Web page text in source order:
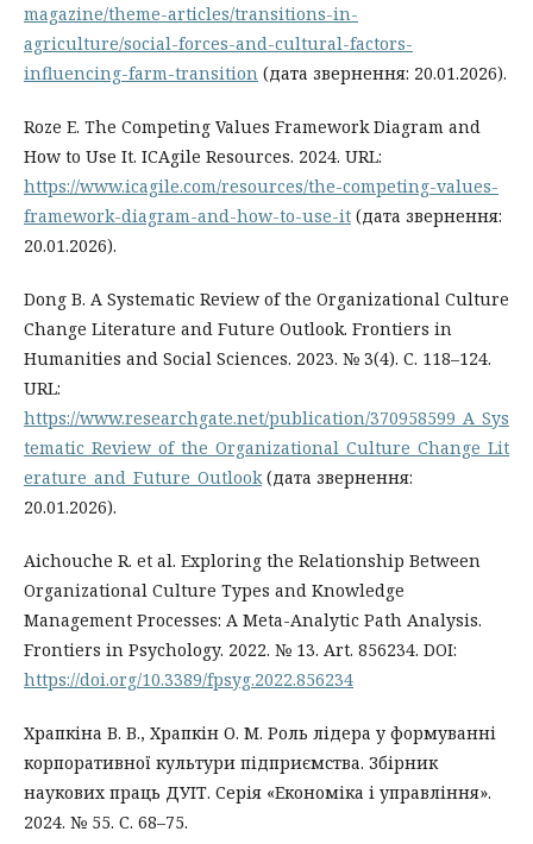
magazine/theme-articles/transitions-in-
agriculture/social-forces-and-cultural-factors-
influencing-farm-transition (дата звернення: 20.01.2026).
Roze E. The Competing Values Framework Diagram and
How to Use It. ICAgile Resources. 2024. URL:
https://www.icagile.com/resources/the-competing-values-
framework-diagram-and-how-to-use-it (дата звернення:
20.01.2026).
Dong B. A Systematic Review of the Organizational Culture
Change Literature and Future Outlook. Frontiers in
Humanities and Social Sciences. 2023. № 3(4). С. 118–124.
URL:
https://www.researchgate.net/publication/370958599_A_Sys
tematic_Review_of_the_Organizational_Culture_Change_Lit
erature_and_Future_Outlook(дата звернення:
20.01.2026).
Aichouche R. et al. Exploring the Relationship Between
Organizational Culture Types and Knowledge
Management Processes: A Meta-Analytic Path Analysis.
Frontiers in Psychology. 2022. № 13. Art. 856234. DOI:
https://doi.org/10.3389/fpsyg.2022.856234
Храпкіна В. В., Храпкін О. М. Роль лідера у формуванні
корпоративної культури підприємства. Збірник
наукових праць ДУІТ. Серія «Економіка і управління».
2024. № 55. С. 68–75.